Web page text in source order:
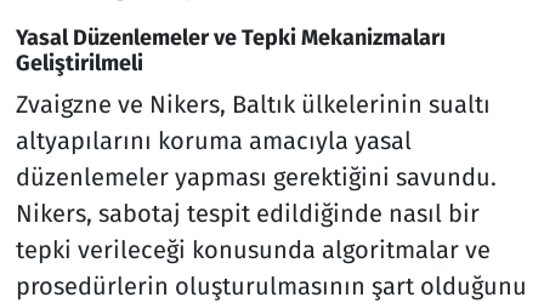
Yasal Düzenlemeler ve Tepki Mekanizmaları
Geliştirilmeli
Zvaigzne ve Nikers, Baltık ülkelerinin sualtı
altyapılarını koruma amacıyla yasal
düzenlemeler yapması gerektiğini savundu.
Nikers, sabotaj tespit edildiğinde nasıl bir
tepki verileceği konusunda algoritmalar ve
prosedürlerin oluşturulmasının şart olduğunu